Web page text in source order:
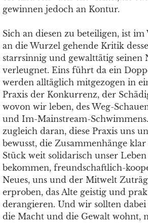
gewinnen jedoch an Kontur.
Sich an diesen zu beteiligen, ist
an die Wurzel gehende Kritik
starrsinnig und gewalttätig seinen
verleugnet. Eins führt da ein
werden alltäglich mitgezogen in
Praxis der Konkurrenz, der
wovon wir leben, des Weg-
und Im-Mainstream-
zugleich daran, diese Praxis uns
bewusst, die Zusammenhänge
Stück weit solidarisch unser
bekommen, freundschaftlich-
Neues, uns und der Mitwelt
erproben, das Alte geistig und
derangieren. Und wir sollten dabei
die Macht und die Gewalt wohnt,